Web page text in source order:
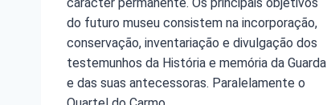
do futuro museu consistem na incorporação,
conservação, inventariação e divulgação dos
testemunhos da História e memória da Guarda
e das suas antecessoras. Paralelamente o